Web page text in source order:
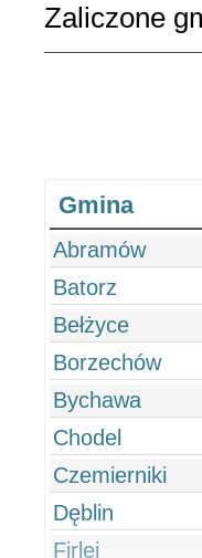
Zaliczone
Gmina
Abramów
Batorz
Bełżyce
Borzechów
Bychawa
Chodel
Czemierniki
Dęblin
Firlej